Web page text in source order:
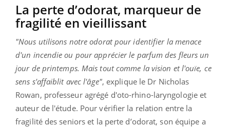
La perte d’odorat, marqueur de
fragilité en vieillissant
"Nous utilisons notre odorat pour identifier la menace
d'un incendie ou pour apprécier le parfum des fleurs un
jour de printemps. Mais tout comme la vision et l'ouïe, ce
sens s'affaiblit avec l'âge", explique le Dr Nicholas
Rowan, professeur agrégé d'oto-rhino-laryngologie et
auteur de l'étude. Pour vérifier la relation entre la
fragilité des seniors et la perte d’odorat, son équipe a